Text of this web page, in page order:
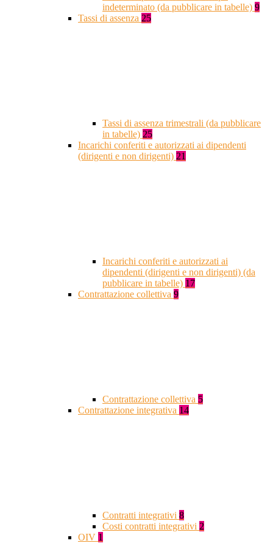
indeterminato (da pubblicare in tabelle) 9
Tassi di assenza 25
Tassi di assenza trimestrali (da pubblicare
in tabelle) 25
Incarichi conferiti e autorizzati ai dipendenti
(dirigenti e non dirigenti) 21
Incarichi conferiti e autorizzati ai
dipendenti (dirigenti e non dirigenti) (da
pubblicare in tabelle) 17
Contrattazione collettiva 9
Contrattazione collettiva 5
Contrattazione integrativa 14
Contratti integrativi 8
Costi contratti integrativi 2
OIV 1